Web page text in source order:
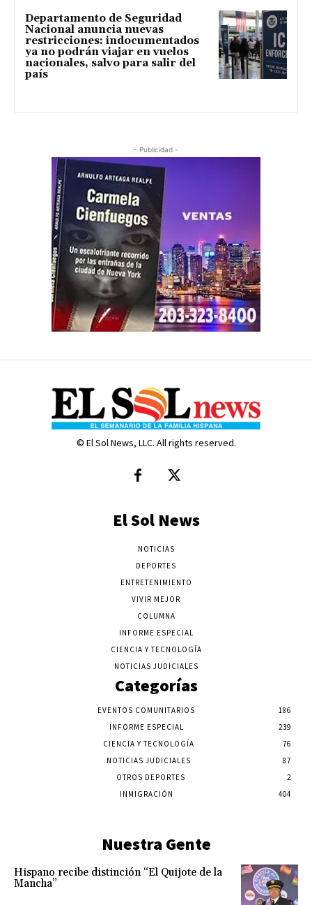
Departamento de Seguridad
Nacional anuncia nuevas
restricciones: indocumentados
ya no podrán viajar en vuelos
nacionales, salvo para salir del
país
- Publicidad -
© El Sol News, LLC. All rights reserved.
El Sol News
NOTICIAS
DEPORTES
ENTRETENIMIENTO
VIVIR MEJOR
COLUMNA
INFORME ESPECIAL
CIENCIA Y TECNOLOGÍA
NOTICIAS JUDICIALES
Categorías
EVENTOS COMUNITARIOS
186
INFORME ESPECIAL
239
CIENCIA Y TECNOLOGÍA
76
NOTICIAS JUDICIALES
87
OTROS DEPORTES
2
INMIGRACIÓN
404
Nuestra Gente
Hispano recibe distinción “El Quijote de la
Mancha”